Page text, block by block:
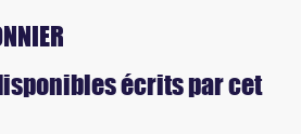
écrits par cet